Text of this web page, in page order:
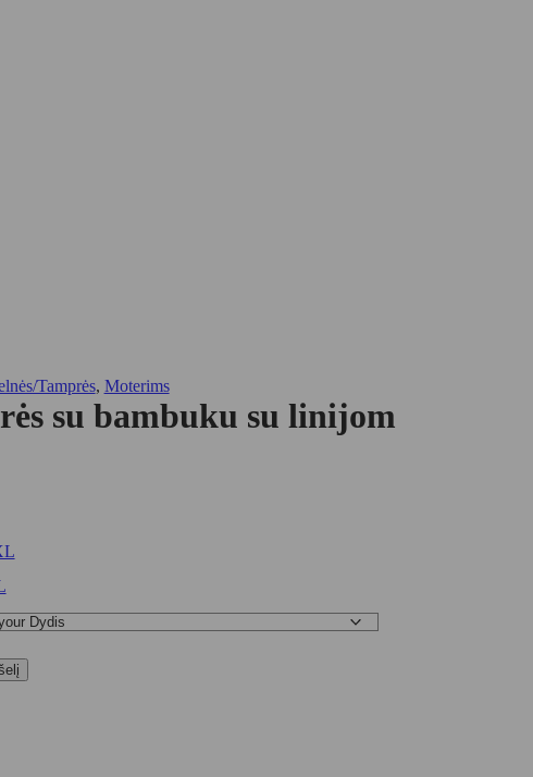
Tamprės, Moterims
su bambuku su linijom